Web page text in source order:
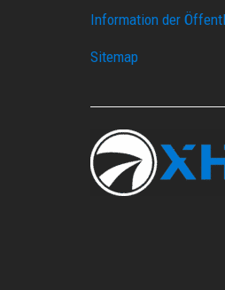
Information der
Sitemap